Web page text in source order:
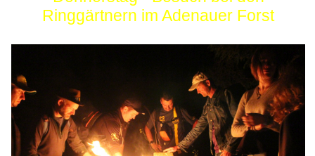
Ringgärtnern im Adenauer Forst